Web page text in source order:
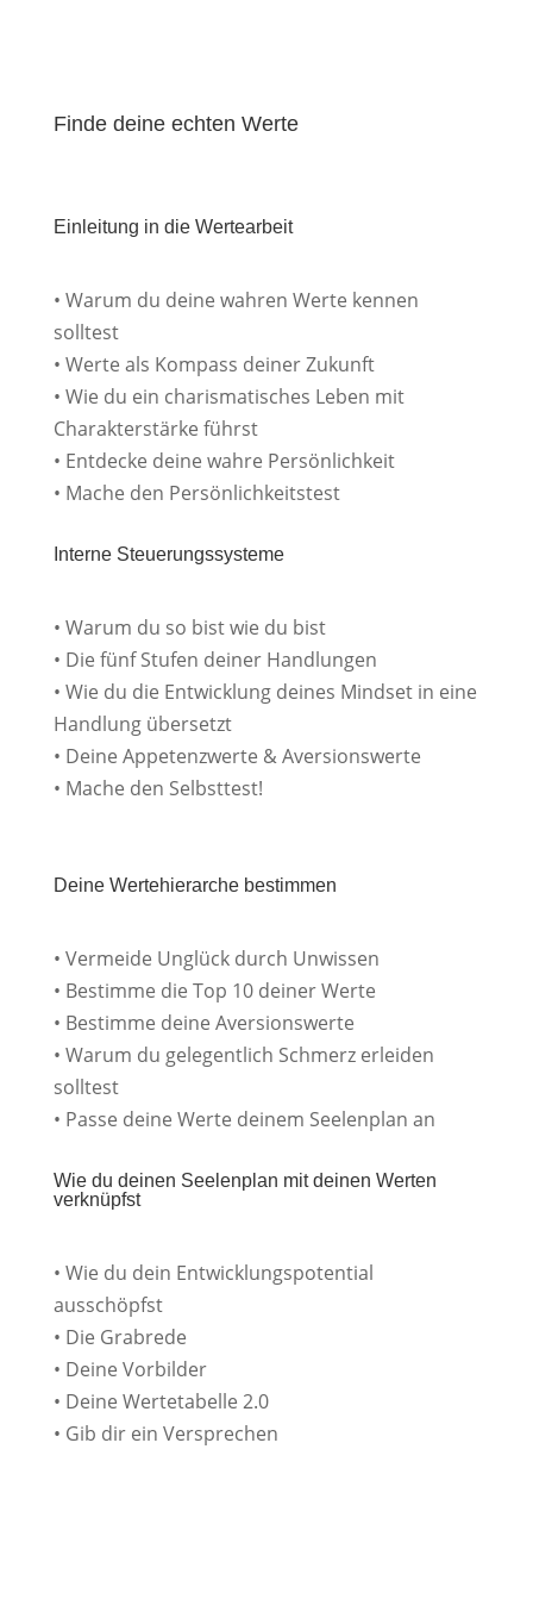
Finde deine echten Werte
Einleitung in die Wertearbeit
• Warum du deine wahren Werte kennen
solltest
• Werte als Kompass deiner Zukunft
• Wie du ein charismatisches Leben mit
Charakterstärke führst
• Entdecke deine wahre Persönlichkeit
• Mache den Persönlichkeitstest
Interne Steuerungssysteme
• Warum du so bist wie du bist
• Die fünf Stufen deiner Handlungen
• Wie du die Entwicklung deines Mindset in eine
Handlung übersetzt
• Deine Appetenzwerte & Aversionswerte
• Mache den Selbsttest!
Deine Wertehierarche bestimmen
• Vermeide Unglück durch Unwissen
• Bestimme die Top 10 deiner Werte
• Bestimme deine Aversionswerte
• Warum du gelegentlich Schmerz erleiden
solltest
• Passe deine Werte deinem Seelenplan an
Wie du deinen Seelenplan mit deinen Werten
verknüpfst
• Wie du dein Entwicklungspotential
ausschöpfst
• Die Grabrede
• Deine Vorbilder
• Deine Wertetabelle 2.0
• Gib dir ein Versprechen